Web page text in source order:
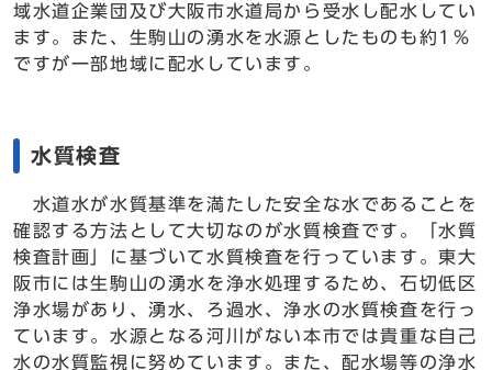
域水道企業団及び大阪市水道局から受水し配水してい
ます。また、生駒山の湧水を水源としたものも約1％
ですが一部地域に配水しています。
水質検査
水道水が水質基準を満たした安全な水であることを
確認する方法として大切なのが水質検査です。「水質
検査計画」に基づいて水質検査を行っています。東大
阪市には生駒山の湧水を浄水処理するため、石切低区
浄水場があり、湧水、ろ過水、浄水の水質検査を行っ
ています。水源となる河川がない本市では貴重な自己
水の水質監視に努めています。また、配水場等の浄水